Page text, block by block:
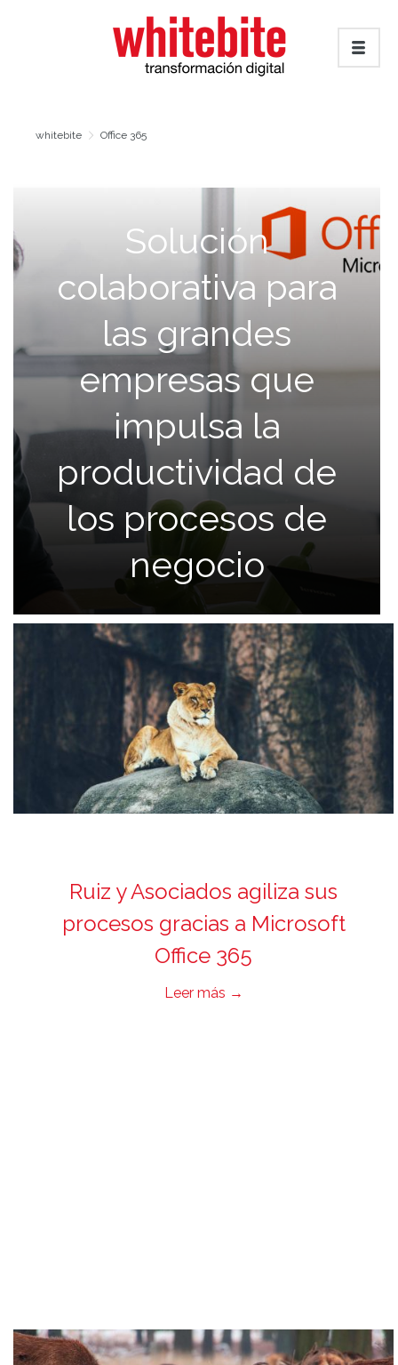
whitebite Office 365
Solución
colaborativa para
las grandes
empresas que
impulsa la
productividad de
los procesos de
negocio
Ruiz y Asociados agiliza sus
procesos gracias a Microsoft
Office 365
Leer más →